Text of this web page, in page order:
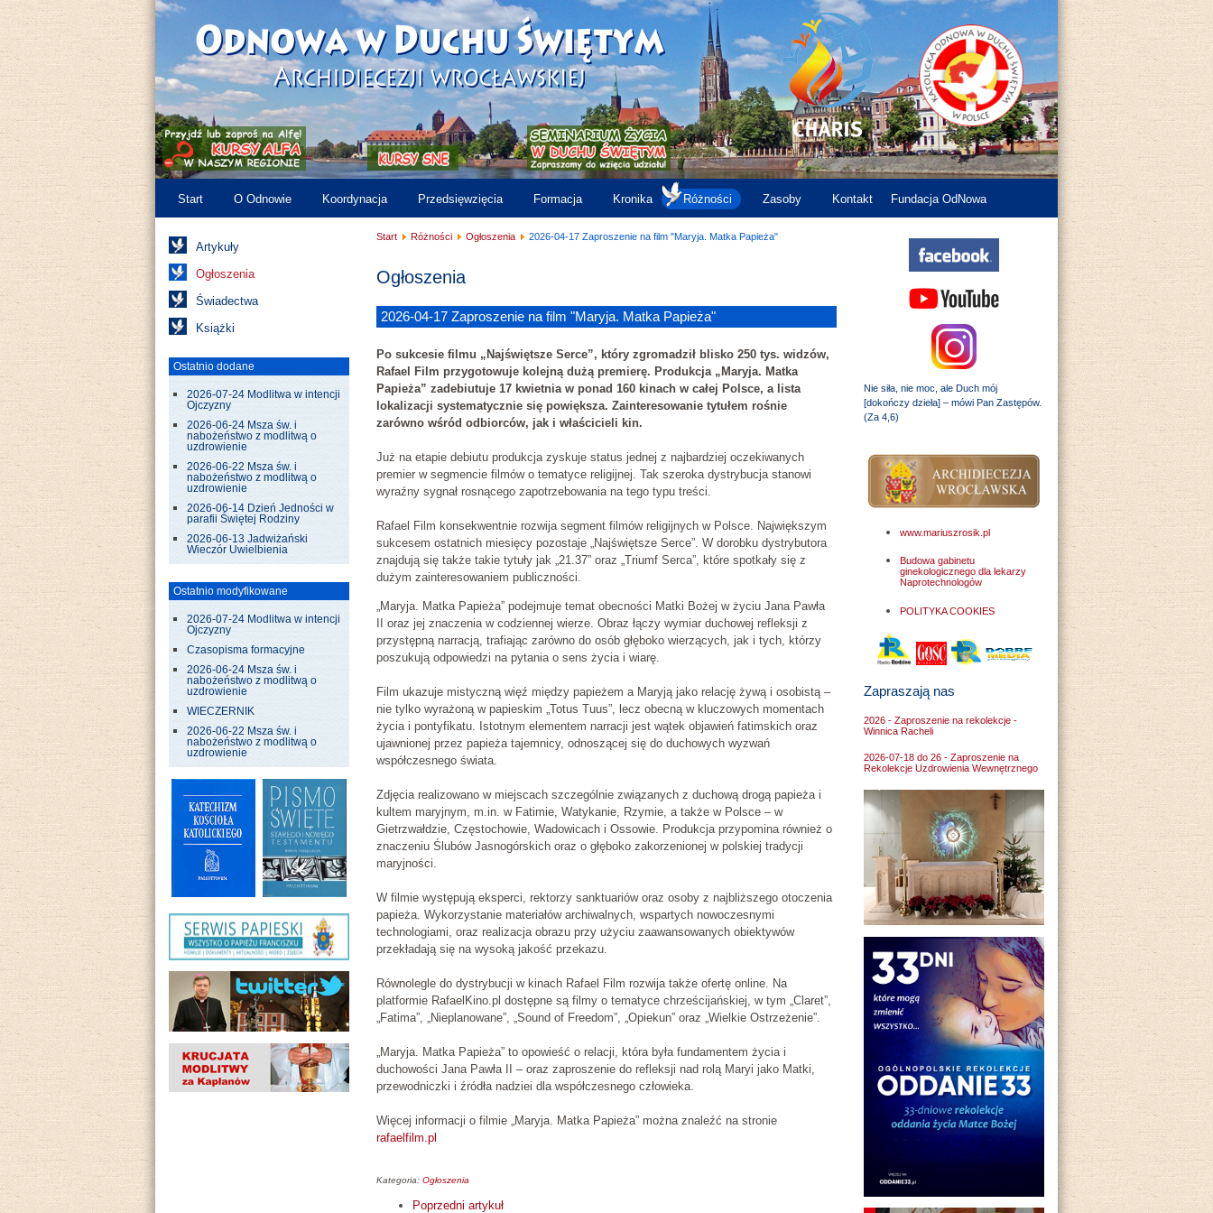
Start O Odnowie Koordynacja Przedsięwzięcia Formacja Kronika Różności Zasoby Kontakt Fundacja OdNowa
Artykuły
Ogłoszenia
Świadectwa
Książki
Ostatnio dodane
2026-07-24 Modlitwa w intencji
Ojczyzny
2026-06-24 Msza św. i
nabożeństwo z modlitwą o
uzdrowienie
2026-06-22 Msza św. i
nabożeństwo z modlitwą o
uzdrowienie
2026-06-14 Dzień Jedności w
parafii Świętej Rodziny
2026-06-13 Jadwiżański
Wieczór Uwielbienia
Ostatnio modyfikowane
2026-07-24 Modlitwa w intencji
Ojczyzny
Czasopisma formacyjne
2026-06-24 Msza św. i
nabożeństwo z modlitwą o
uzdrowienie
WIECZERNIK
2026-06-22 Msza św. i
nabożeństwo z modlitwą o
uzdrowienie
Nie siła, nie moc, ale Duch mój
[dokończy dzieła] – mówi Pan Zastępów.
(Za 4,6)
www.mariuszrosik.pl
Budowa gabinetu
ginekologicznego dla lekarzy
Naprotechnologów
POLITYKA COOKIES
Zapraszają nas
2026 - Zaproszenie na rekolekcje -
Winnica Racheli
2026-07-18 do 26 - Zaproszenie na
Rekolekcje Uzdrowienia Wewnętrznego
Start Różności Ogłoszenia 2026-04-17 Zaproszenie na film "Maryja. Matka Papieża"
Ogłoszenia
2026-04-17 Zaproszenie na film "Maryja. Matka Papieża"
Po sukcesie filmu „Najświętsze Serce”, który zgromadził blisko 250 tys. widzów,
Rafael Film przygotowuje kolejną dużą premierę. Produkcja „Maryja. Matka
Papieża” zadebiutuje 17 kwietnia w ponad 160 kinach w całej Polsce, a lista
lokalizacji systematycznie się powiększa. Zainteresowanie tytułem rośnie
zarówno wśród odbiorców, jak i właścicieli kin.
Już na etapie debiutu produkcja zyskuje status jednej z najbardziej oczekiwanych
premier w segmencie filmów o tematyce religijnej. Tak szeroka dystrybucja stanowi
wyraźny sygnał rosnącego zapotrzebowania na tego typu treści.
Rafael Film konsekwentnie rozwija segment filmów religijnych w Polsce. Największym
sukcesem ostatnich miesięcy pozostaje „Najświętsze Serce”. W dorobku dystrybutora
znajdują się także takie tytuły jak „21.37” oraz „Triumf Serca”, które spotkały się z
dużym zainteresowaniem publiczności.
„Maryja. Matka Papieża” podejmuje temat obecności Matki Bożej w życiu Jana Pawła
II oraz jej znaczenia w codziennej wierze. Obraz łączy wymiar duchowej refleksji z
przystępną narracją, trafiając zarówno do osób głęboko wierzących, jak i tych, którzy
poszukują odpowiedzi na pytania o sens życia i wiarę.
Film ukazuje mistyczną więź między papieżem a Maryją jako relację żywą i osobistą –
nie tylko wyrażoną w papieskim „Totus Tuus”, lecz obecną w kluczowych momentach
życia i pontyfikatu. Istotnym elementem narracji jest wątek objawień fatimskich oraz
ujawnionej przez papieża tajemnicy, odnoszącej się do duchowych wyzwań
współczesnego świata.
Zdjęcia realizowano w miejscach szczególnie związanych z duchową drogą papieża i
kultem maryjnym, m.in. w Fatimie, Watykanie, Rzymie, a także w Polsce – w
Gietrzwałdzie, Częstochowie, Wadowicach i Ossowie. Produkcja przypomina również o
znaczeniu Ślubów Jasnogórskich oraz o głęboko zakorzenionej w polskiej tradycji
maryjności.
W filmie występują eksperci, rektorzy sanktuariów oraz osoby z najbliższego otoczenia
papieża. Wykorzystanie materiałów archiwalnych, wspartych nowoczesnymi
technologiami, oraz realizacja obrazu przy użyciu zaawansowanych obiektywów
przekładają się na wysoką jakość przekazu.
Równolegle do dystrybucji w kinach Rafael Film rozwija także ofertę online. Na
platformie RafaelKino.pl dostępne są filmy o tematyce chrześcijańskiej, w tym „Claret”,
„Fatima”, „Nieplanowane”, „Sound of Freedom”, „Opiekun” oraz „Wielkie Ostrzeżenie”.
„Maryja. Matka Papieża” to opowieść o relacji, która była fundamentem życia i
duchowości Jana Pawła II – oraz zaproszenie do refleksji nad rolą Maryi jako Matki,
przewodniczki i źródła nadziei dla współczesnego człowieka.
Więcej informacji o filmie „Maryja. Matka Papieża” można znaleźć na stronie
rafaelfilm.pl
Kategoria: Ogłoszenia
Poprzedni artykuł